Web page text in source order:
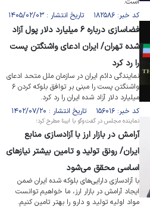
کد خبر: ۱۸۲۵۸۶ تاریخ انتشار : ۱۴۰۵/۰۲/۰۳
فضاسازی درباره ۶ میلیارد دلار پول آزاد
شده تهران/ ایران ادعای واشنگتن پست
را رد کرد
نمایندگی دائم ایران در سازمان ملل متحد ادعای
واشنگتن پست را مبنی بر توافق بلوکه کردن ۶
میلیارد دلار آزاد شده ایران را رد کرد.
کد خبر: ۱۵۶۰۱۶ تاریخ انتشار : ۱۴۰۲/۰۷/۲۰
نماینده مجلس در گفت‌وگو با ایبنا مطرح کرد؛
آرامش در بازار ارز با آزادسازی منابع
ایران/ رونق تولید و تامین بیشتر نیاز‌های
اساسی محقق می‌شود
با آزادسازی دارایی‌های بلوکه شده ایران ضمن
ایجاد آرامش در بازار ارز، ما خواهیم توانست
مواد اولیه تولید و دارو را بهتر تامین کنیم.